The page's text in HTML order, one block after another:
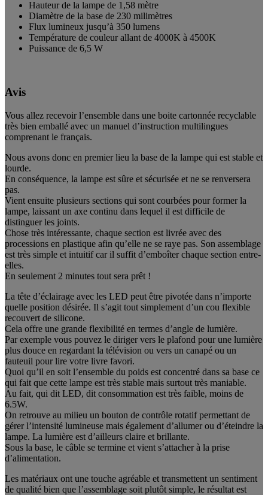
Hauteur de la lampe de 1,58 mètre
Diamètre de la base de 230 milimètres
Flux lumineux jusqu’à 350 lumens
Température de couleur allant de 4000K à 4500K
Puissance de 6,5 W
Avis
Vous allez recevoir l’ensemble dans une boite cartonnée recyclable
très bien emballé avec un manuel d’instruction multilingues
comprenant le français.
Nous avons donc en premier lieu la base de la lampe qui est stable et
lourde.
En conséquence, la lampe est sûre et sécurisée et ne se renversera
pas.
Vient ensuite plusieurs sections qui sont courbées pour former la
lampe, laissant un axe continu dans lequel il est difficile de
distinguer les joints.
Chose très intéressante, chaque section est livrée avec des
processions en plastique afin qu’elle ne se raye pas. Son assemblage
est très simple et intuitif car il suffit d’emboîter chaque section entre-
elles.
En seulement 2 minutes tout sera prêt !
La tête d’éclairage avec les LED peut être pivotée dans n’importe
quelle position désirée. Il s’agit tout simplement d’un cou flexible
recouvert de silicone.
Cela offre une grande flexibilité en termes d’angle de lumière.
Par exemple vous pouvez le diriger vers le plafond pour une lumière
plus douce en regardant la télévision ou vers un canapé ou un
fauteuil pour lire votre livre favori.
Quoi qu’il en soit l’ensemble du poids est concentré dans sa base ce
qui fait que cette lampe est très stable mais surtout très maniable.
Au fait, qui dit LED, dit consommation est très faible, moins de
6.5W.
On retrouve au milieu un bouton de contrôle rotatif permettant de
gérer l’intensité lumineuse mais également d’allumer ou d’éteindre la
lampe. La lumière est d’ailleurs claire et brillante.
Sous la base, le câble se termine et vient s’attacher à la prise
d’alimentation.
Les matériaux ont une touche agréable et transmettent un sentiment
de qualité bien que l’assemblage soit plutôt simple, le résultat est